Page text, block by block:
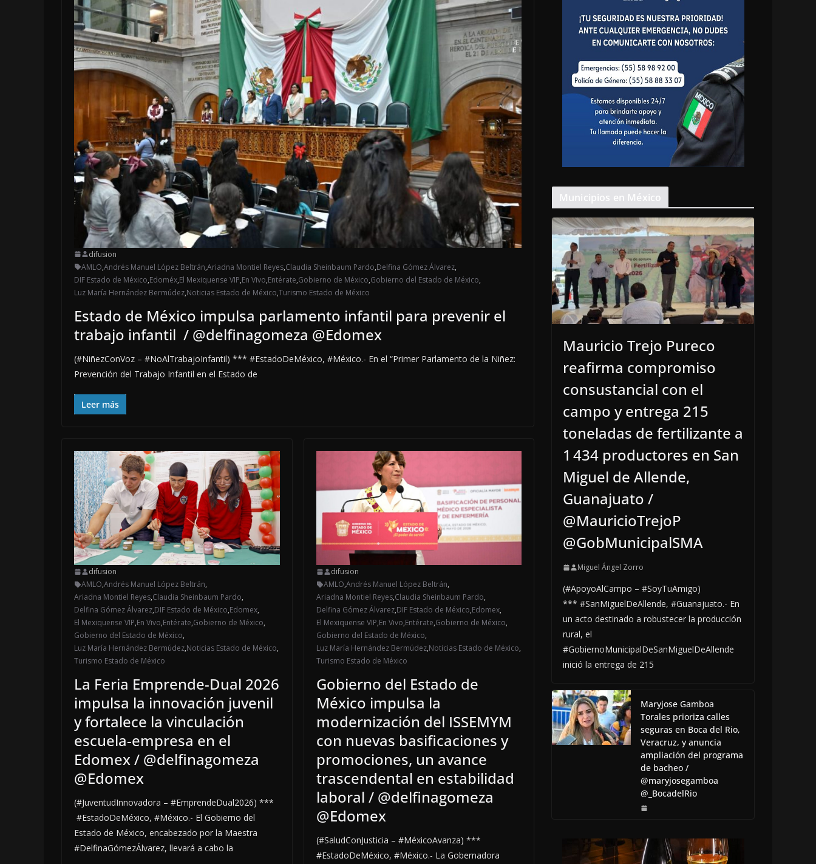
difusion
AMLO,Andrés Manuel López Beltrán,Ariadna Montiel Reyes,Claudia Sheinbaum Pardo,Delfina Gómez Álvarez,
DIF Estado de México,Edoméx,El Mexiquense VIP,En Vivo,Entérate,Gobierno de México,Gobierno del Estado de México,
Luz María Hernández Bermúdez,Noticias Estado de México,Turismo Estado de México
Estado de México impulsa parlamento infantil para prevenir el
trabajo infantil / @delfinagomeza @Edomex
(#NiñezConVoz – #NoAlTrabajoInfantil) *** #EstadoDeMéxico, #México.- En el “Primer Parlamento de la Niñez:
Prevención del Trabajo Infantil en el Estado de
Leer más
difusion
AMLO,Andrés Manuel López Beltrán,
Ariadna Montiel Reyes,Claudia Sheinbaum Pardo,
Delfina Gómez Álvarez,DIF Estado de México,Edomex,
El Mexiquense VIP,En Vivo,Entérate,Gobierno de México,
Gobierno del Estado de México,
Luz María Hernández Bermúdez,Noticias Estado de México,
Turismo Estado de México
La Feria Emprende-Dual 2026
impulsa la innovación juvenil
y fortalece la vinculación
escuela-empresa en el
Edomex / @delfinagomeza
@Edomex
(#JuventudInnovadora – #EmprendeDual2026) ***
#EstadoDeMéxico, #México.- El Gobierno del
Estado de México, encabezado por la Maestra
#DelfinaGómezÁlvarez, llevará a cabo la
difusion
AMLO,Andrés Manuel López Beltrán,
Ariadna Montiel Reyes,Claudia Sheinbaum Pardo,
Delfina Gómez Álvarez,DIF Estado de México,Edomex,
El Mexiquense VIP,En Vivo,Entérate,Gobierno de México,
Gobierno del Estado de México,
Luz María Hernández Bermúdez,Noticias Estado de México,
Turismo Estado de México
Gobierno del Estado de
México impulsa la
modernización del ISSEMYM
con nuevas basificaciones y
promociones, un avance
trascendental en estabilidad
laboral / @delfinagomeza
@Edomex
(#SaludConJusticia – #MéxicoAvanza) ***
#EstadoDeMéxico, #México.- La Gobernadora
Municipios en México
Mauricio Trejo Pureco
reafirma compromiso
consustancial con el
campo y entrega 215
toneladas de fertilizante a
1 434 productores en San
Miguel de Allende,
Guanajuato /
@MauricioTrejoP
@GobMunicipalSMA
Miguel Ángel Zorro
(#ApoyoAlCampo – #SoyTuAmigo)
*** #SanMiguelDeAllende, #Guanajuato.- En
un acto destinado a robustecer la producción
rural, el
#GobiernoMunicipalDeSanMiguelDeAllende
inició la entrega de 215
Maryjose Gamboa
Torales prioriza calles
seguras en Boca del Rio,
Veracruz, y anuncia
ampliación del programa
de bacheo /
@maryjosegamboa
@_BocadelRio